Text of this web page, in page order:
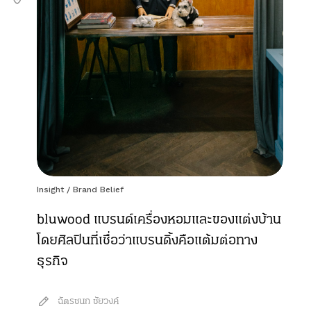
Insight /Brand Belief
bluwood แบรนด์เครื่องหอมและของแต่งบ้าน
โดยศิลปินที่เชื่อว่าแบรนดิ้งคือแต้มต่อทาง
ธุรกิจ
ฉัตรชนก ชัยวงค์